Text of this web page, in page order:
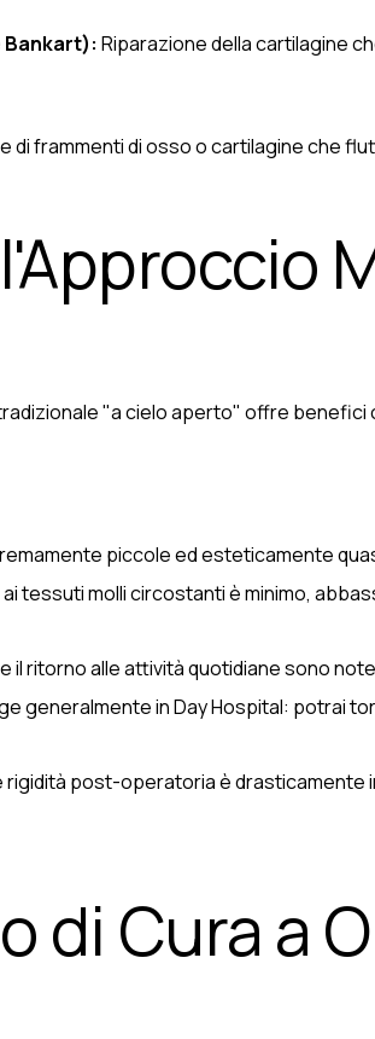
Bankart): Riparazione della cartilagine
di frammenti di osso o cartilagine che
"a cielo aperto" offre benefici
piccole ed esteticamente
ai tessuti molli circostanti è minimo,
il ritorno alle attività quotidiane sono
generalmente in Day Hospital: potrai
rigidità post-operatoria è drasticamente
di Cura a